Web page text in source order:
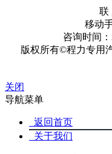
联
移动
咨询时间
版权所有©程力专用
关闭
导航菜单
返回首页
关于我们